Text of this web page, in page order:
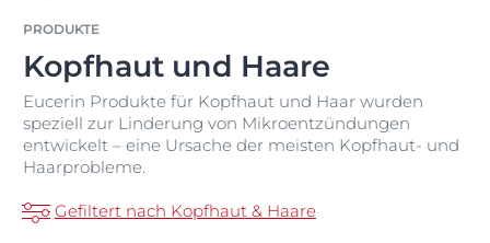
PRODUKTE
Kopfhaut und Haare
Eucerin Produkte für Kopfhaut und Haar wurden
speziell zur Linderung von Mikroentzündungen
entwickelt – eine Ursache der meisten Kopfhaut- und
Haarprobleme.
Gefiltert nach Kopfhaut & Haare